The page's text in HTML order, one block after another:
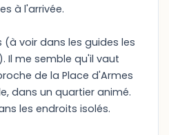
à l'arrivée.
(à voir dans les guides les
Il me semble qu'il vaut
de la Place d'Armes
dans un quartier animé.
les endroits isolés.